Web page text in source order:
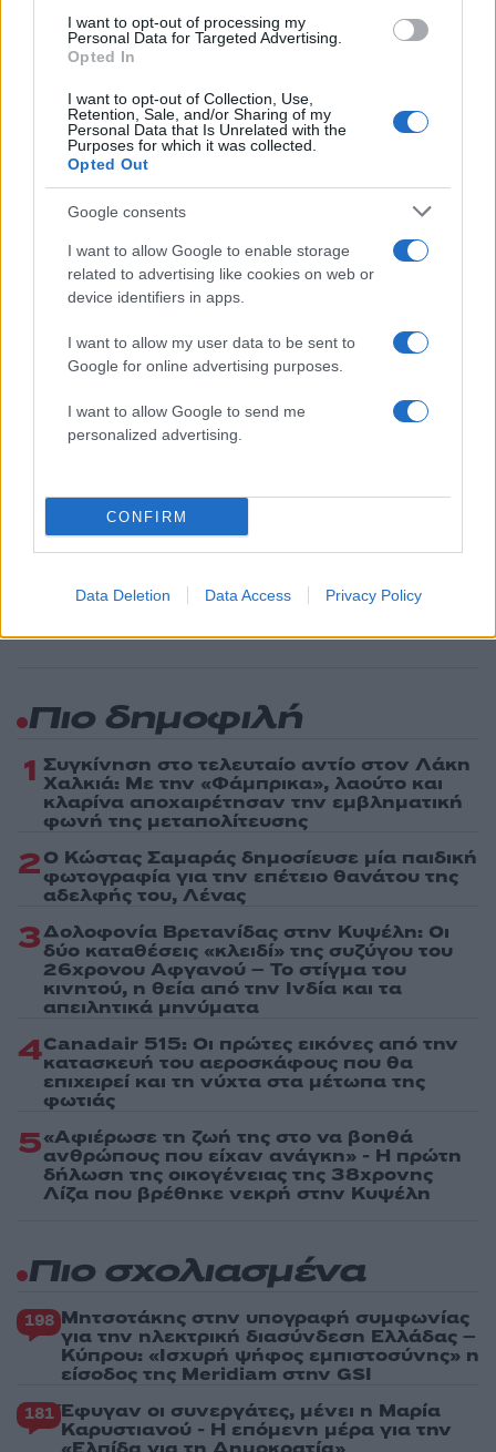
I want to opt-out of processing my
Personal Data for Targeted Advertising.
Opted In
I want to opt-out of Collection, Use,
Retention, Sale, and/or Sharing of my
Personal Data that Is Unrelated with the
Purposes for which it was collected.
Opted Out
Google consents
I want to allow Google to enable storage
related to advertising like cookies on web or
device identifiers in apps.
I want to allow my user data to be sent to
Google for online advertising purposes.
I want to allow Google to send me
personalized advertising.
CONFIRM
Data Deletion Data Access Privacy Policy
Σχολίασε εδώ
50 /50
2000 /2000
Υποβολή σχολίου
Όροι Χρήσης. Το site προστατεύεται από reCAPTCHA, ισχύουν
Πολιτική Απορρήτου&Όροι Χρήσηςτης Google.
Lifestyle
ΘΑΝΑΣΗΣ ΕΥΘΥΜΙΑΔΗΣ
Ακολουθήστε το Νewsit.gr στο
ενημερωθείτε πρώτοι για όλη την ειδησεογραφία και τα
Πιο δημοφιλή
1 Συγκίνηση στο τελευταίο αντίο στον Λάκη
Χαλκιά: Με την «Φάμπρικα», λαούτο και
κλαρίνα αποχαιρέτησαν την εμβληματική
φωνή της μεταπολίτευσης
2Ο Κώστας Σαμαράς δημοσίευσε μία παιδική
φωτογραφία για την επέτειο θανάτου της
αδελφής του, Λένας
3Δολοφονία Βρετανίδας στην Κυψέλη: Οι
δύο καταθέσεις «κλειδί» της συζύγου του
26χρονου Αφγανού – Το στίγμα του
κινητού, η θεία από την Ινδία και τα
απειλητικά μηνύματα
4Canadair 515: Οι πρώτες εικόνες από την
κατασκευή του αεροσκάφους που θα
επιχειρεί και τη νύχτα στα μέτωπα της
φωτιάς
5«Αφιέρωσε τη ζωή της στο να βοηθά
ανθρώπους που είχαν ανάγκη» - Η πρώτη
δήλωση της οικογένειας της 38χρονης
Λίζα που βρέθηκε νεκρή στην Κυψέλη
Πιο σχολιασμένα
198 Μητσοτάκης στην υπογραφή συμφωνίας
για την ηλεκτρική διασύνδεση Ελλάδας –
Κύπρου: «Ισχυρή ψήφος εμπιστοσύνης» η
είσοδος της Meridiam στην GSI
181 Έφυγαν οι συνεργάτες, μένει η Μαρία
Καρυστιανού - Η επόμενη μέρα για την